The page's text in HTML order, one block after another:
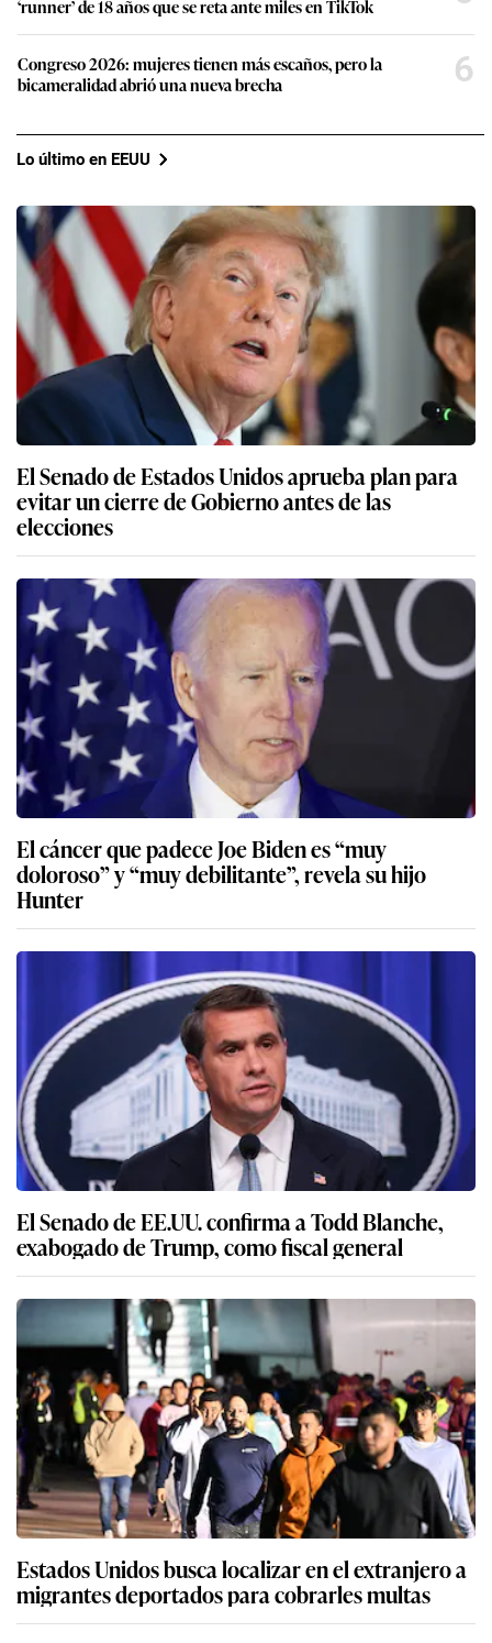
‘runner’ de 18 años que se reta ante miles en TikTok
Congreso 2026: mujeres tienen más escaños, pero la
bicameralidad abrió una nueva brecha
6
Lo último en EEUU
El Senado de Estados Unidos aprueba plan para
evitar un cierre de Gobierno antes de las
elecciones
El cáncer que padece Joe Biden es “muy
doloroso” y “muy debilitante”, revela su hijo
Hunter
El Senado de EE.UU. confirma a Todd Blanche,
exabogado de Trump, como fiscal general
Estados Unidos busca localizar en el extranjero a
migrantes deportados para cobrarles multas